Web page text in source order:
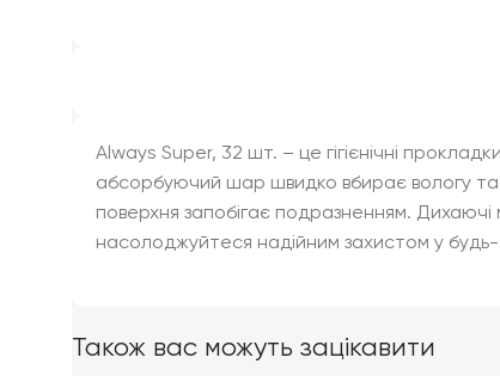
Always Super, 32 шт. – це гігієнічні
абсорбуючий шар швидко вбирає вологу та
поверхня запобігає подразненням. Дихаючі
насолоджуйтеся надійним захистом у
Також вас можуть зацікавити